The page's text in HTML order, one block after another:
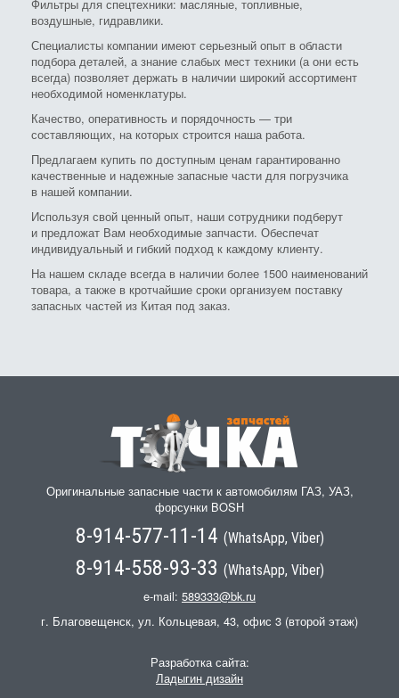
Фильтры для спецтехники: масляные, топливные,
воздушные, гидравлики.
Специалисты компании имеют серьезный опыт в области
подбора деталей, а знание слабых мест техники (а они есть
всегда) позволяет держать в наличии широкий ассортимент
необходимой номенклатуры.
Качество, оперативность и порядочность — три
составляющих, на которых строится наша работа.
Предлагаем купить по доступным ценам гарантированно
качественные и надежные запасные части для погрузчика
в нашей компании.
Используя свой ценный опыт, наши сотрудники подберут
и предложат Вам необходимые запчасти. Обеспечат
индивидуальный и гибкий подход к каждому клиенту.
На нашем складе всегда в наличии более 1500 наименований
товара, а также в кротчайшие сроки организуем поставку
запасных частей из Китая под заказ.
Оригинальные запасные части к автомобилям ГАЗ, УАЗ,
форсунки BOSH
8-914-577-11-14 (WhatsApp, Viber)
8-914-558-93-33 (WhatsApp, Viber)
e-mail: 589333@bk.ru
г. Благовещенск, ул. Кольцевая, 43, офис 3 (второй этаж)
Разработка сайта:
Ладыгин дизайн